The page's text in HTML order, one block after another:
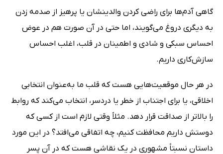
گاهی آدم‌ها برای راضی کردن والدینشان یا پرهیز از صدمه زدن
به دیگری دروغ می‌گویند، اما حتی در آن صورت هم در عوض
احساس سبکی و شادی و اطمینان در قلب، اغلب احساس
سازش‌کاری داریم.
در هر حال موقعیت‌هایی هست که قلب ما به‌عنوان انتخابی
اخلاقی، یا برای اجتناب از خطر یا دردسر، انتخاب می‌کند که روابط
را بالاتر از صداقت قرار دهد. مثلاً وقتی لازم است از کسی که
دوستش داریم محافظت کنیم، چه اتفاقی می‌افتد؟ در این مورد
داستان نسبتاً مشهوری در یک نقاشی هست که در آن پسر